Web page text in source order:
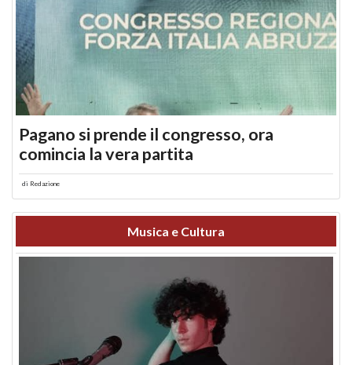
Pagano si prende il congresso, ora
comincia la vera partita
di Redazione
Musica e Cultura